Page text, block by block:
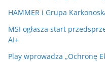
HAMMER i Grupa
MSI ogłasza start
AI+
Play wprowadza „Ochronę